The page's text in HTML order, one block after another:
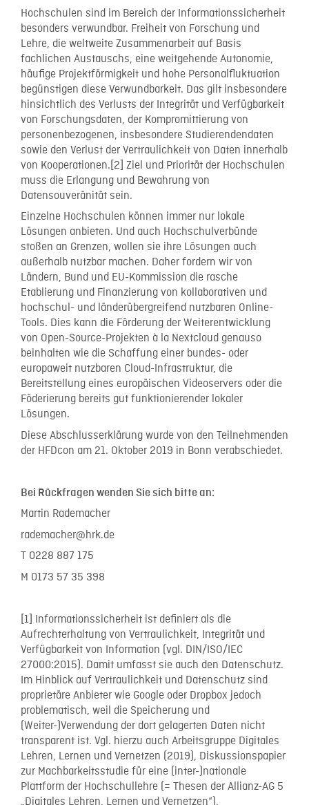
Hochschulen sind im Bereich der Informationssicherheit
besonders verwundbar. Freiheit von Forschung und
Lehre, die weltweite Zusammenarbeit auf Basis
fachlichen Austauschs, eine weitgehende Autonomie,
häufige Projektförmigkeit und hohe Personalfluktuation
begünstigen diese Verwundbarkeit. Das gilt insbesondere
hinsichtlich des Verlusts der Integrität und Verfügbarkeit
von Forschungsdaten, der Kompromittierung von
personenbezogenen, insbesondere Studierendendaten
sowie den Verlust der Vertraulichkeit von Daten innerhalb
von Kooperationen.[2] Ziel und Priorität der Hochschulen
muss die Erlangung und Bewahrung von
Datensouveränität sein.
Einzelne Hochschulen können immer nur lokale
Lösungen anbieten. Und auch Hochschulverbünde
stoßen an Grenzen, wollen sie ihre Lösungen auch
außerhalb nutzbar machen. Daher fordern wir von
Ländern, Bund und EU-Kommission die rasche
Etablierung und Finanzierung von kollaborativen und
hochschul- und länderübergreifend nutzbaren Online-
Tools. Dies kann die Förderung der Weiterentwicklung
von Open-Source-Projekten à la Nextcloud genauso
beinhalten wie die Schaffung einer bundes- oder
europaweit nutzbaren Cloud-Infrastruktur, die
Bereitstellung eines europäischen Videoservers oder die
Föderierung bereits gut funktionierender lokaler
Lösungen.
Diese Abschlusserklärung wurde von den Teilnehmenden
der HFDcon am 21. Oktober 2019 in Bonn verabschiedet.
Bei Rückfragen wenden Sie sich bitte an:
Martin Rademacher
rademacher@hrk.de
T 0228 887 175
M 0173 57 35 398
[1] Informationssicherheit ist definiert als die
Aufrechterhaltung von Vertraulichkeit, Integrität und
Verfügbarkeit von Information (vgl. DIN/ISO/IEC
27000:2015). Damit umfasst sie auch den Datenschutz.
Im Hinblick auf Vertraulichkeit und Datenschutz sind
proprietäre Anbieter wie Google oder Dropbox jedoch
problematisch, weil die Speicherung und
(Weiter-)Verwendung der dort gelagerten Daten nicht
transparent ist. Vgl. hierzu auch Arbeitsgruppe Digitales
Lehren, Lernen und Vernetzen (2019), Diskussionspapier
zur Machbarkeitsstudie für eine (inter-)nationale
Plattform der Hochschullehre (= Thesen der Allianz-AG 5
„Digitales Lehren, Lernen und Vernetzen“),